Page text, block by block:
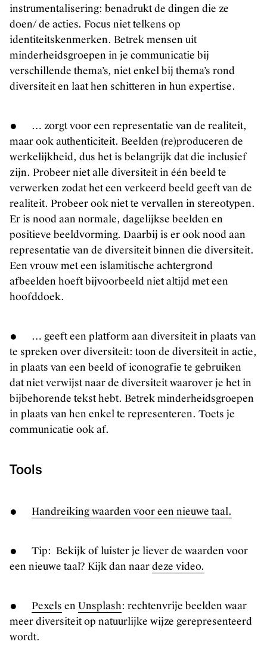
instrumentalisering: benadrukt de dingen die ze
doen/ de acties. Focus niet telkens op
identiteitskenmerken. Betrek mensen uit
minderheidsgroepen in je communicatie bij
verschillende thema’s, niet enkel bij thema’s rond
diversiteit en laat hen schitteren in hun expertise.
● … zorgt voor een representatie van de realiteit,
maar ook authenticiteit. Beelden (re)produceren de
werkelijkheid, dus het is belangrijk dat die inclusief
zijn. Probeer niet alle diversiteit in één beeld te
verwerken zodat het een verkeerd beeld geeft van de
realiteit. Probeer ook niet te vervallen in stereotypen.
Er is nood aan normale, dagelijkse beelden en
positieve beeldvorming. Daarbij is er ook nood aan
representatie van de diversiteit binnen die diversiteit.
Een vrouw met een islamitische achtergrond
afbeelden hoeft bijvoorbeeld niet altijd met een
hoofddoek.
● … geeft een platform aan diversiteit in plaats van
te spreken over diversiteit: toon de diversiteit in actie,
in plaats van een beeld of iconografie te gebruiken
dat niet verwijst naar de diversiteit waarover je het in
bijbehorende tekst hebt. Betrek minderheidsgroepen
in plaats van hen enkel te representeren. Toets je
communicatie ook af.
Tools
● Handreiking waarden voor een nieuwe taal.
● Tip: Bekijk of luister je liever de waarden voor
een nieuwe taal? Kijk dan naardeze video.
● Pexels enUnsplash: rechtenvrije beelden waar
meer diversiteit op natuurlijke wijze gerepresenteerd
wordt.